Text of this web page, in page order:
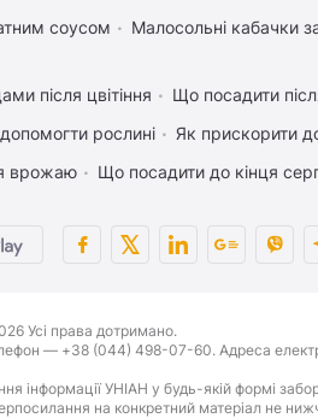
соусом
Малосольні кабачки
після цвітіння Що посадити
рослині
Як прискорити
врожаю
Що посадити до кінця
Усі права дотримано.
— +38 (044) 498-07-60. Адреса
інформації УНІАН у будь-якій формі
на конкретний матеріал не